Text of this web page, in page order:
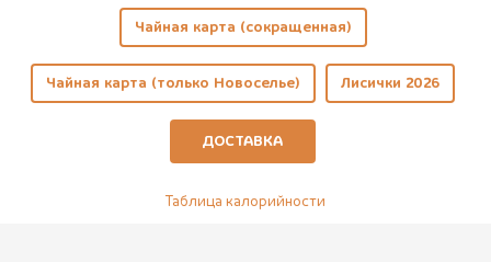
Чайная карта (сокращенная)
Чайная карта (только Новоселье) Лисички 2026
ДОСТАВКА
Таблица калорийности